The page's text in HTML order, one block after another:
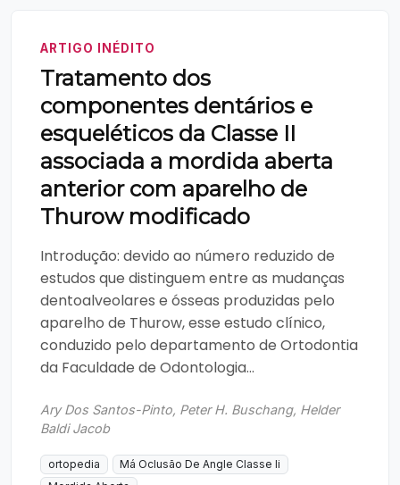
ARTIGO INÉDITO
Tratamento dos
componentes dentários e
esqueléticos da Classe II
associada a mordida aberta
anterior com aparelho de
Thurow modificado
Introdução: devido ao número reduzido de
estudos que distinguem entre as mudanças
dentoalveolares e ósseas produzidas pelo
aparelho de Thurow, esse estudo clínico,
conduzido pelo departamento de Ortodontia
da Faculdade de Odontologia...
Ary Dos Santos-Pinto, Peter H. Buschang, Helder
Baldi Jacob
ortopedia
Má Oclusão De Angle Classe Ii